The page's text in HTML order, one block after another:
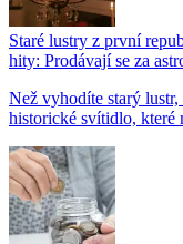
Staré lustry z první
hity: Prodávají se za
Než vyhodíte starý
historické svítidlo, které